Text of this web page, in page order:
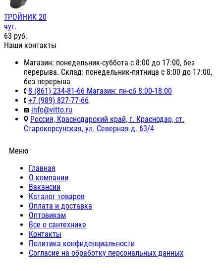
ТРОЙНИК 20
чуг.
63 руб.
Наши контакты
Магазин: понедельник-суббота с 8:00 до 17:00, без
перерыва. Склад: понедельник-пятница с 8:00 до 17:00,
без перерыва
8 (861) 234-81-66 Магазин: пн-сб 8:00-18:00
+7 (989) 827-77-66
info@vitto.ru
Россия, Краснодарский край, г. Краснодар, ст.
Старокорсунская, ул. Северная д. 63/4
Меню
Главная
О компании
Вакансии
Каталог товаров
Оплата и доставка
Оптовикам
Все о сантехнике
Контакты
Политика конфиденциальности
Согласие на обработку персональных данных